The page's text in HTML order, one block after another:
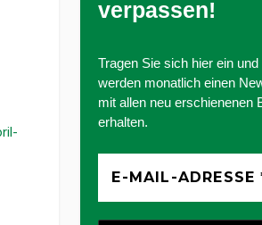
verpassen!
Tragen Sie sich hier ein und
werden monatlich einen
mit allen neu erschienenen
erhalten.